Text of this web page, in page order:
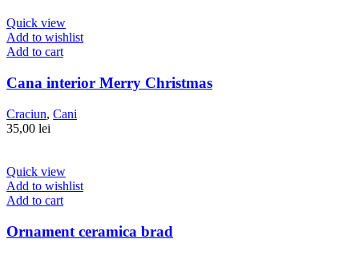
Quick view
Add to wishlist
Add to cart
Cana interior Merry Christmas
Craciun, Cani
35,00 lei
Quick view
Add to wishlist
Add to cart
Ornament ceramica brad